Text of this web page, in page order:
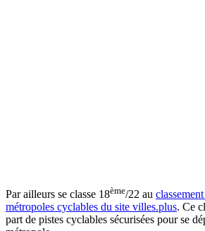
Par ailleurs se classe 18ème/22 au
métropoles cyclables du site villes.plus. Ce
part de pistes cyclables sécurisées pour se